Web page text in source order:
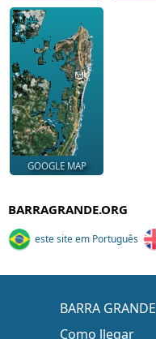
GOOGLE MAP
BARRAGRANDE.ORG
este site em Português
BARRA GRANDE
Como llegar